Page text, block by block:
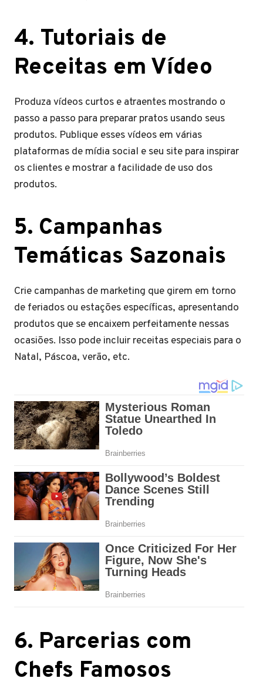
4. Tutoriais de
Receitas em Vídeo
Produza vídeos curtos e atraentes mostrando o
passo a passo para preparar pratos usando seus
produtos. Publique esses vídeos em várias
plataformas de mídia social e seu site para inspirar
os clientes e mostrar a facilidade de uso dos
produtos.
5. Campanhas
Temáticas Sazonais
Crie campanhas de marketing que girem em torno
de feriados ou estações específicas, apresentando
produtos que se encaixem perfeitamente nessas
ocasiões. Isso pode incluir receitas especiais para o
Natal, Páscoa, verão, etc.
6. Parcerias com
Chefs Famosos